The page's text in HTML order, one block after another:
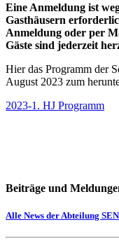
Eine Anmeldung ist
Gasthäusern
Anmeldung oder per
Gäste sind jederzeit
Hier das Programm der
August 2023 zum
2023-1. HJ Programm
Beiträge und
Alle News der Abteilung